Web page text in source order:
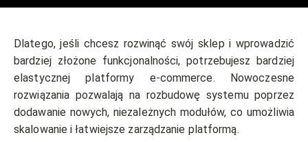
Dlatego, jeśli chcesz rozwinąć swój sklep i wprowadzić
bardziej złożone funkcjonalności, potrzebujesz bardziej
elastycznej platformy e-commerce. Nowoczesne
rozwiązania pozwalają na rozbudowę systemu poprzez
dodawanie nowych, niezależnych modułów, co umożliwia
skalowanie i łatwiejsze zarządzanie platformą.